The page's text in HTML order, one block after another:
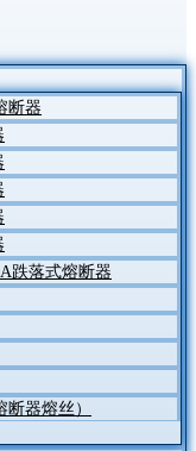
断器
跌落式熔断器
器熔丝）